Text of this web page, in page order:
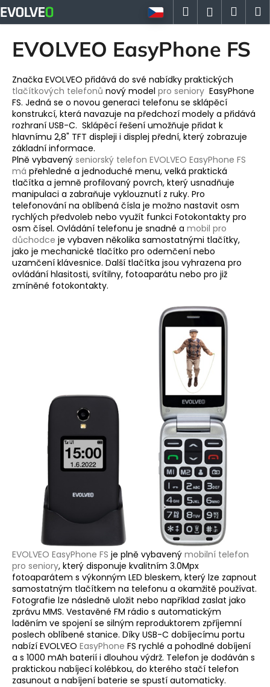
Přejít
na
obsah
Hledat
EVOLVEO EasyPhone FS
Značka EVOLVEO přidává do své nabídky praktických
tlačítkových telefonů nový model pro seniory EasyPhone
FS. Jedná se o novou generaci telefonu se sklápěcí
konstrukcí, která navazuje na předchozí modely a přidává
rozhraní USB-C. Sklápěcí řešení umožňuje přidat k
hlavnímu 2,8" TFT displeji i displej přední, který zobrazuje
základní informace.
Plně vybavený seniorský telefon EVOLVEO EasyPhone FS
má přehledné a jednoduché menu, velká praktická
tlačítka a jemně profilovaný povrch, který usnadňuje
manipulaci a zabraňuje vyklouznutí z ruky. Pro
telefonování na oblíbená čísla je možno nastavit osm
rychlých předvoleb nebo využít funkci Fotokontakty pro
osm čísel. Ovládání telefonu je snadné a mobil pro
důchodce je vybaven několika samostatnými tlačítky,
jako je mechanické tlačítko pro odemčení nebo
uzamčení klávesnice. Další tlačítka jsou vyhrazena pro
ovládání hlasitosti, svítilny, fotoaparátu nebo pro již
zmíněné fotokontakty.
EVOLVEO EasyPhone FS je plně vybavený mobilní telefon
pro seniory, který disponuje kvalitním 3.0Mpx
fotoaparátem s výkonným LED bleskem, který lze zapnout
samostatným tlačítkem na telefonu a okamžitě používat.
Fotografie lze následně uložit nebo například zaslat jako
zprávu MMS. Vestavěné FM rádio s automatickým
laděním ve spojení se silným reproduktorem zpříjemní
poslech oblíbené stanice. Díky USB-C dobíjecímu portu
nabízí EVOLVEO EasyPhone FS rychlé a pohodlné dobíjení
a s 1000 mAh baterií i dlouhou výdrž. Telefon je dodáván s
praktickou nabíjecí kolébkou, do kterého stačí telefon
zasunout a nabíjení baterie se spustí automaticky.
K
o
o
p
o
t
ř
e
b
u
j
e
t
e
n
a
HLEDAT